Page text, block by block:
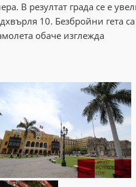
В резултат града се е
10. Безбройни гета са
обаче изглежда